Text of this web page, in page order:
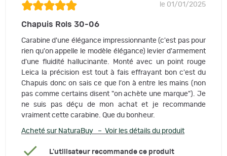
le 01/01/2025
Chapuis Rols 30-06
Carabine d'une élégance impressionnante (c'est pas pour
rien qu'on appelle le modèle élégance) levier d'armement
d'une fluidité hallucinante. Monté avec un point rouge
Leica la précision est tout à fais effrayant bon c'est du
Chapuis donc on sais ce que l'on à entre les mains (non
pas comme certains disent "on achète une marque"). Je
ne suis pas déçu de mon achat et je recommande
vraiment cette carabine. Que du bonheur.
Acheté sur NaturaBuy – Voir les détails du produit
L'utilisateur recommande ce produit